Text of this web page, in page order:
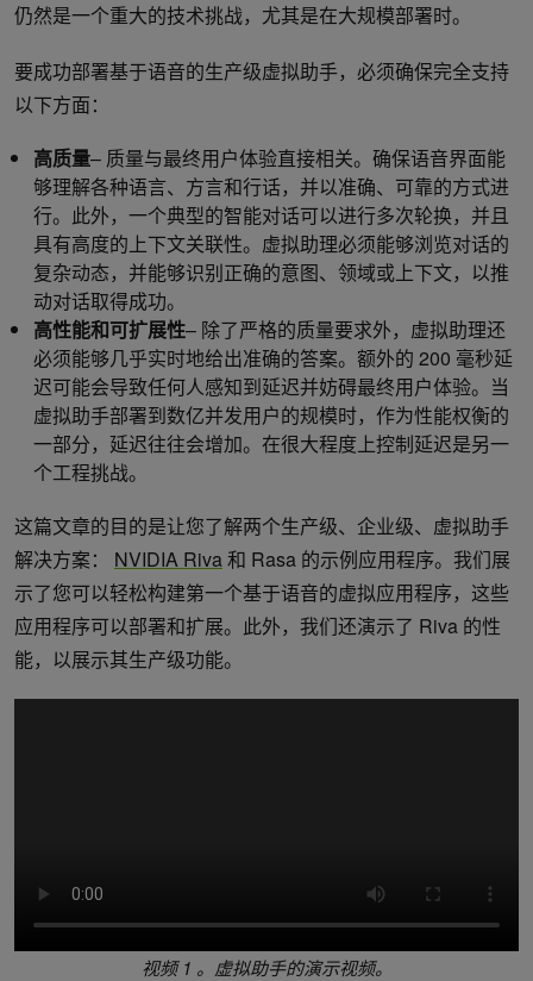
仍然是一个重大的技术挑战，尤其是在大规模部署时。
要成功部署基于语音的生产级虚拟助手，必须确保完全支持
以下方面：
高质量– 质量与最终用户体验直接相关。确保语音界面能
够理解各种语言、方言和行话，并以准确、可靠的方式进
行。此外，一个典型的智能对话可以进行多次轮换，并且
具有高度的上下文关联性。虚拟助理必须能够浏览对话的
复杂动态，并能够识别正确的意图、领域或上下文，以推
动对话取得成功。
高性能和可扩展性– 除了严格的质量要求外，虚拟助理还
必须能够几乎实时地给出准确的答案。额外的 200 毫秒延
迟可能会导致任何人感知到延迟并妨碍最终用户体验。当
虚拟助手部署到数亿并发用户的规模时，作为性能权衡的
一部分，延迟往往会增加。在很大程度上控制延迟是另一
个工程挑战。
这篇文章的目的是让您了解两个生产级、企业级、虚拟助手
解决方案： NVIDIA Riva和 Rasa 的示例应用程序。我们展
示了您可以轻松构建第一个基于语音的虚拟应用程序，这些
应用程序可以部署和扩展。此外，我们还演示了 Riva 的性
能，以展示其生产级功能。
视频 1 。虚拟助手的演示视频。